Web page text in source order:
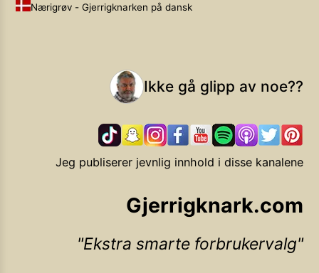
Nærigrøv - Gjerrigknarken på dansk
Ikke gå glipp av noe??
Jeg publiserer jevnlig innhold i disse kanalene
Gjerrigknark.com
Ekstra smarte forbrukervalg